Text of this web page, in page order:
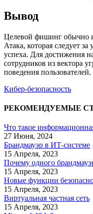
Вывод
Целевой фишинг обычно
Атака, которая следует
успеха. Для достижения
сотрудников из вектора
поведения
Кибер-безопасность
РЕКОМЕНДУЕМЫЕ
Что такое
27 Июня, 2024
Брандмауэр в ИТ-системе
15 Апреля, 2023
Почему одного
15 Апреля, 2023
Новые функции
15 Апреля, 2023
Виртуальная частная сеть
15 Апреля, 2023